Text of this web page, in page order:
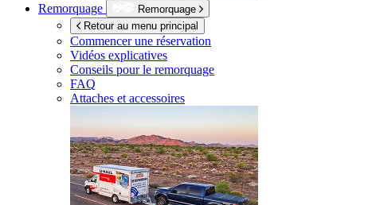
Remorquage
Remorquage
Retour au menu principal
Commencer une réservation
Vidéos explicatives
Conseils pour le remorquage
FAQ
Attaches et accessoires